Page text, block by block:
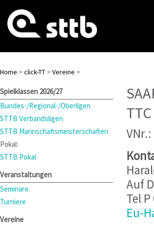
Home > click-TT > Vereine >
Spielklassen 2026/27
Bundes-/Regional-/Oberligen
STTB Verbandsligen
STTB Mannschaftsmeisterschaften
Pokal:
STTB Pokal
Veranstaltungen
Seminare
Turniere
Vereine
Auf
Tel
Eu-